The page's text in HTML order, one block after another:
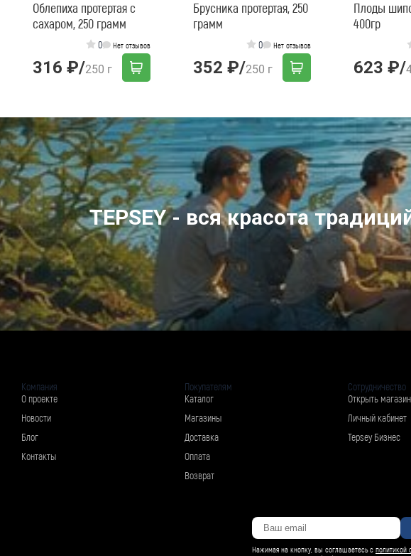
Облепиха протертая с
сахаром, 250 грамм
0 Нет отзывов
316 ₽/250 г
Брусника протертая, 250
грамм
0 Нет отзывов
352 ₽/250 г
Плоды
400гр
623 ₽/
TEPSEY - вся красота
Компания
О проекте
Новости
Блог
Контакты
Покупателям
Каталог
Магазины
Доставка
Оплата
Возврат
Сотрудничество
Открыть магазин
Личный кабинет
Tepsey Бизнес
Нажимая на кнопку, вы соглашаетесь с политикой